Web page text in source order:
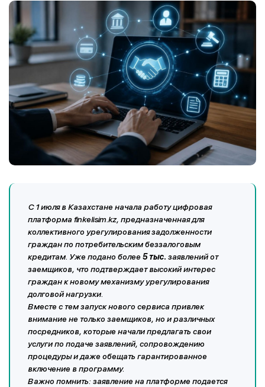
С 1 июля в Казахстане начала работу цифровая
платформа finkelisim.kz, предназначенная для
коллективного урегулирования задолженности
граждан по потребительским беззалоговым
кредитам. Уже подано более5 тыс. заявлений от
заемщиков, что подтверждает высокий интерес
граждан к новому механизму урегулирования
долговой нагрузки.
Вместе с тем запуск нового сервиса привлек
внимание не только заемщиков, но и различных
посредников, которые начали предлагать свои
услуги по подаче заявлений, сопровождению
процедуры и даже обещать гарантированное
включение в программу.
Важно помнить: заявление на платформе подается